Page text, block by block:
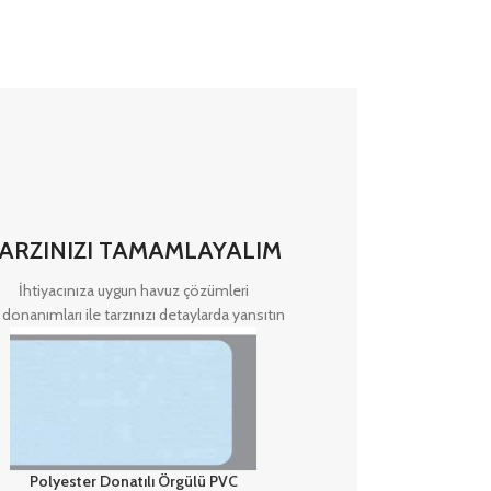
TAMAMLAYALIM
İhtiyacınıza uygun havuz çözümleri
ile tarzınızı detaylarda yansıtın
Polyester Donatılı Örgülü PVC